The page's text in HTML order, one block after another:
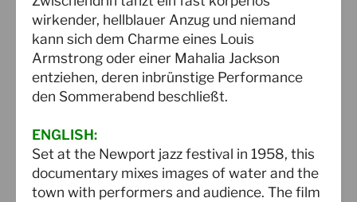
wirkender, hellblauer Anzug und niemand
kann sich dem Charme eines Louis
Armstrong oder einer Mahalia Jackson
entziehen, deren inbrünstige Performance
den Sommerabend beschließt.
ENGLISH:
Set at the Newport jazz festival in 1958, this
documentary mixes images of water and the
town with performers and audience. The film